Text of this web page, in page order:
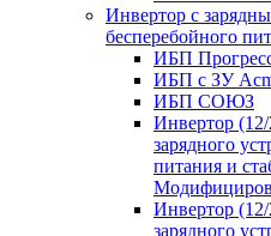
Инвертор с
бесперебойного
ИБП
ИБП с ЗУ
ИБП СОЮЗ
Инвертор
зарядного
питания и
Инвертор
зарядного